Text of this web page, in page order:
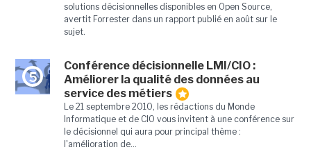
solutions décisionnelles disponibles en Open Source,
avertit Forrester dans un rapport publié en août sur le
sujet.
5
Conférence décisionnelle LMI/CIO :
Améliorer la qualité des données au
service des métiers
Le 21 septembre 2010, les rédactions du Monde
Informatique et de CIO vous invitent à une conférence sur
le décisionnel qui aura pour principal thème :
l'amélioration de...